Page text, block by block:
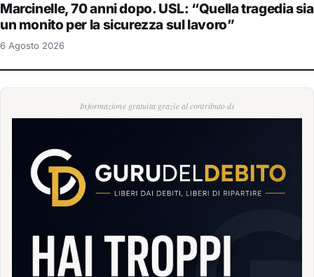
Marcinelle, 70 anni dopo. USL: “Quella tragedia sia
un monito per la sicurezza sul lavoro”
6 Agosto 2026
Informazione gratuita grazie al contributo di